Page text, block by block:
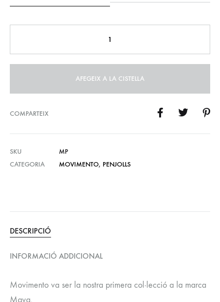
AFEGEIX A LA CISTELLA
COMPARTEIX
SKU
MP
CATEGORIA
MOVIMENTO, PENJOLLS
DESCRIPCIÓ
INFORMACIÓ ADDICIONAL
Movimento va ser la nostra primera col·lecció a la marca